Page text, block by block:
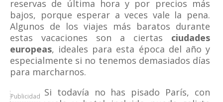
reservas de última hora y por precios más
bajos, porque esperar a veces vale la pena.
Algunos de los viajes más baratos durante
estas vacaciones son a ciertas ciudades
europeas, ideales para esta época del año y
especialmente si no tenemos demasiados días
para marcharnos.
Publicidad Si todavía no has pisado París, con